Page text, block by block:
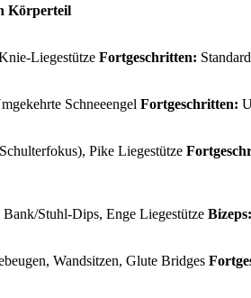
Körperteil
Liegestütze Fortgeschritten:
Schneeengel Fortgeschritten:
Pike Liegestütze
Stuhl-Dips, Enge Liegestütze Bizeps:
Wandsitzen, Glute Bridges